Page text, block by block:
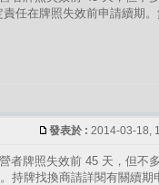
任在牌照失效前申請續期。
發表於 : 2014-03-18,
者牌照失效前 45 天，但不
。持牌找換商請詳閱有關續期